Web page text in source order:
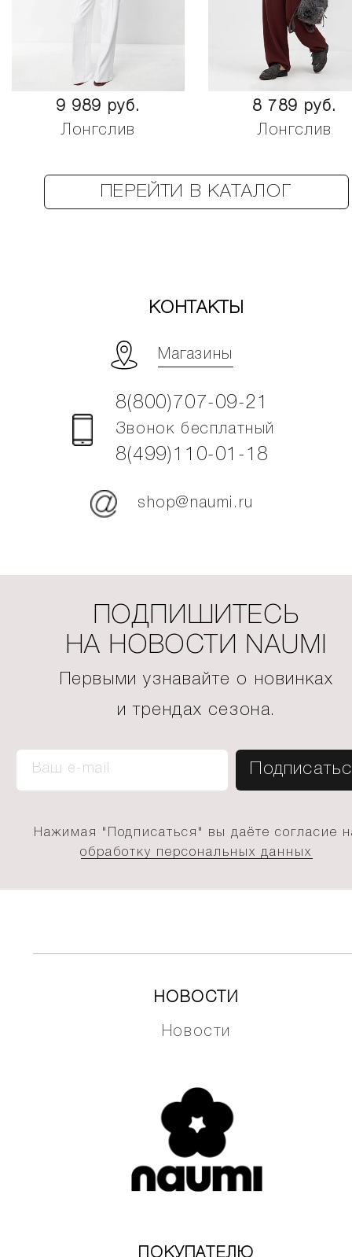
9 989 руб.
Лонгслив
8 789 руб.
Лонгслив
ПЕРЕЙТИ В КАТАЛОГ
КОНТАКТЫ
Магазины
8(800)707-09-21
Звонок бесплатный
8(499)110-01-18
shop@naumi.ru
ПОДПИШИТЕСЬ
НА НОВОСТИ NAUMI
Первыми узнавайте о новинках
и трендах сезона.
Нажимая "Подписаться" вы даёте согласие
обработку персональных данных
НОВОСТИ
Новости
ПОКУПАТЕЛЮ